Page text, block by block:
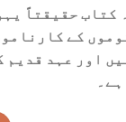
حقیقتاً
کے
اور عہد قدیم